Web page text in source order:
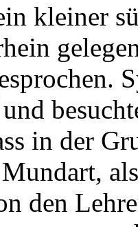
kleiner
in der
den